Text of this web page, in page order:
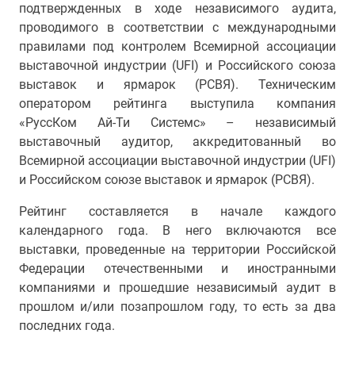
подтвержденных в ходе независимого аудита,
проводимого в соответствии с международными
правилами под контролем Всемирной ассоциации
выставочной индустрии (UFI) и Российского союза
выставок и ярмарок (РСВЯ). Техническим
оператором рейтинга выступила компания
«РуссКом Ай-Ти Системс» – независимый
выставочный аудитор, аккредитованный во
Всемирной ассоциации выставочной индустрии (UFI)
и Российском союзе выставок и ярмарок (РСВЯ).
Рейтинг составляется в начале каждого
календарного года. В него включаются все
выставки, проведенные на территории Российской
Федерации отечественными и иностранными
компаниями и прошедшие независимый аудит в
прошлом и/или позапрошлом году, то есть за два
последних года.